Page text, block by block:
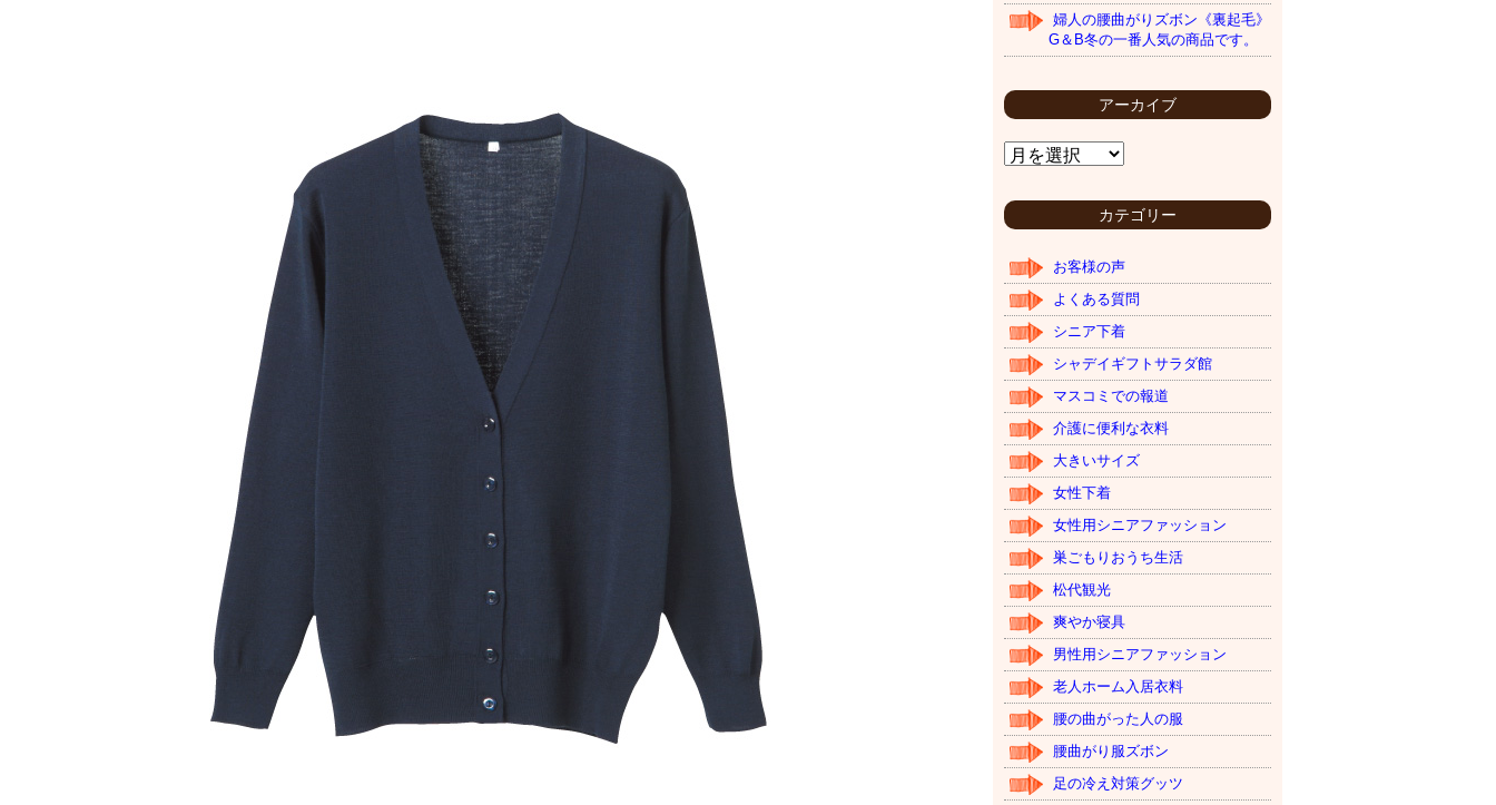
婦人の腰曲がりズボン《裏起毛》
G＆B冬の一番人気の商品です。
アーカイブ
ア
ー
イ
ブ
カテゴリー
お客様の声
よくある質問
シニア下着
シャデイギフトサラダ館
マスコミでの報道
介護に便利な衣料
大きいサイズ
女性下着
女性用シニアファッション
巣ごもりおうち生活
松代観光
爽やか寝具
男性用シニアファッション
老人ホーム入居衣料
腰の曲がった人の服
腰曲がり服ズボン
足の冷え対策グッツ